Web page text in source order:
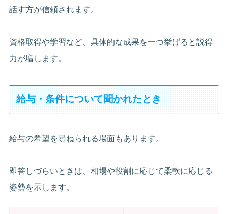
話す方が信頼されます。
資格取得や学習など、具体的な成果を一つ挙げると説得
力が増します。
給与・条件について聞かれたとき
給与の希望を尋ねられる場面もあります。
即答しづらいときは、相場や役割に応じて柔軟に応じる
姿勢を示します。